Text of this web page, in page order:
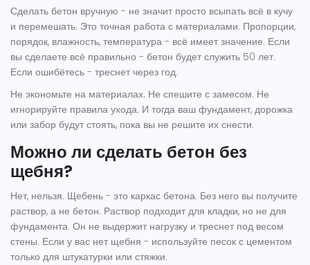
Сделать бетон вручную - не значит просто всыпать всё в кучу
и перемешать. Это точная работа с материалами. Пропорции,
порядок, влажность, температура - всё имеет значение. Если
вы сделаете всё правильно - бетон будет служить 50 лет.
Если ошибётесь - треснет через год.
Не экономьте на материалах. Не спешите с замесом. Не
игнорируйте правила ухода. И тогда ваш фундамент, дорожка
или забор будут стоять, пока вы не решите их снести.
Можно ли сделать бетон без
щебня?
Нет, нельзя. Щебень - это каркас бетона. Без него вы получите
раствор, а не бетон. Раствор подходит для кладки, но не для
фундамента. Он не выдержит нагрузку и треснет под весом
стены. Если у вас нет щебня - используйте песок с цементом
только для штукатурки или стяжки.